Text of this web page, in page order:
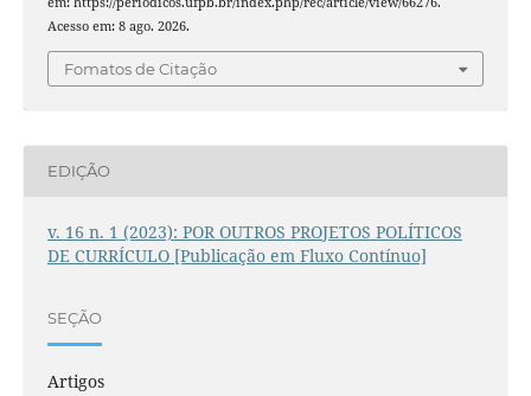
Acesso em: 8 ago. 2026.
Fomatos de Citação
EDIÇÃO
v. 16 n. 1 (2023): POR OUTROS PROJETOS POLÍTICOS
DE CURRÍCULO [Publicação em Fluxo Contínuo]
SEÇÃO
Artigos